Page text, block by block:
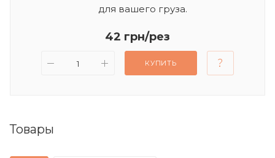
для вашего груза.
42 грн/рез
КУПИТЬ
Товары